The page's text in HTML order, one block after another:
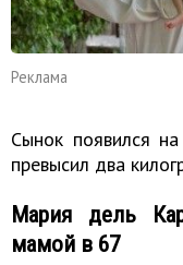
Реклама
Сынок появился
превысил два
Мария дель
мамой в 67